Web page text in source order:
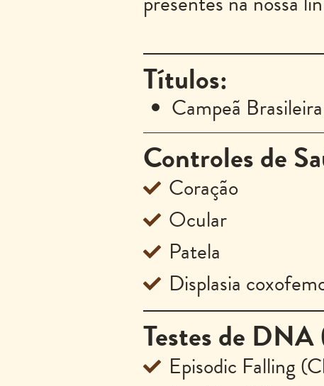
Títulos:
Campeã
Controles de
Coração
Ocular
Patela
Displasia
Testes de
Episodic Falling